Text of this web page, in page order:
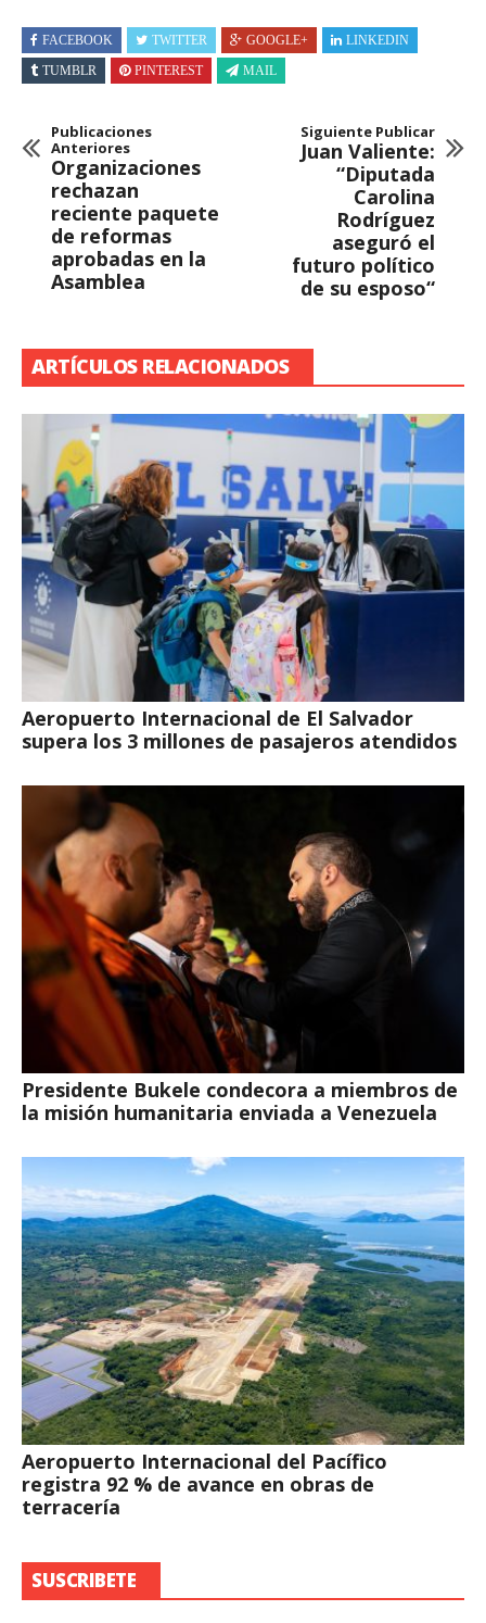
FACEBOOK TWITTER GOOGLE+
LINKEDIN
TUMBLR
PINTEREST MAIL
Publicaciones
Anteriores
Organizaciones
rechazan
reciente paquete
de reformas
aprobadas en la
Asamblea
Siguiente Publicar
Juan Valiente:
“Diputada
Carolina
Rodríguez
aseguró el
futuro político
de su esposo“
ARTÍCULOS RELACIONADOS
Aeropuerto Internacional de El Salvador
supera los 3 millones de pasajeros atendidos
Presidente Bukele condecora a miembros de
la misión humanitaria enviada a Venezuela
Aeropuerto Internacional del Pacífico
registra 92 % de avance en obras de
terracería
SUSCRIBETE